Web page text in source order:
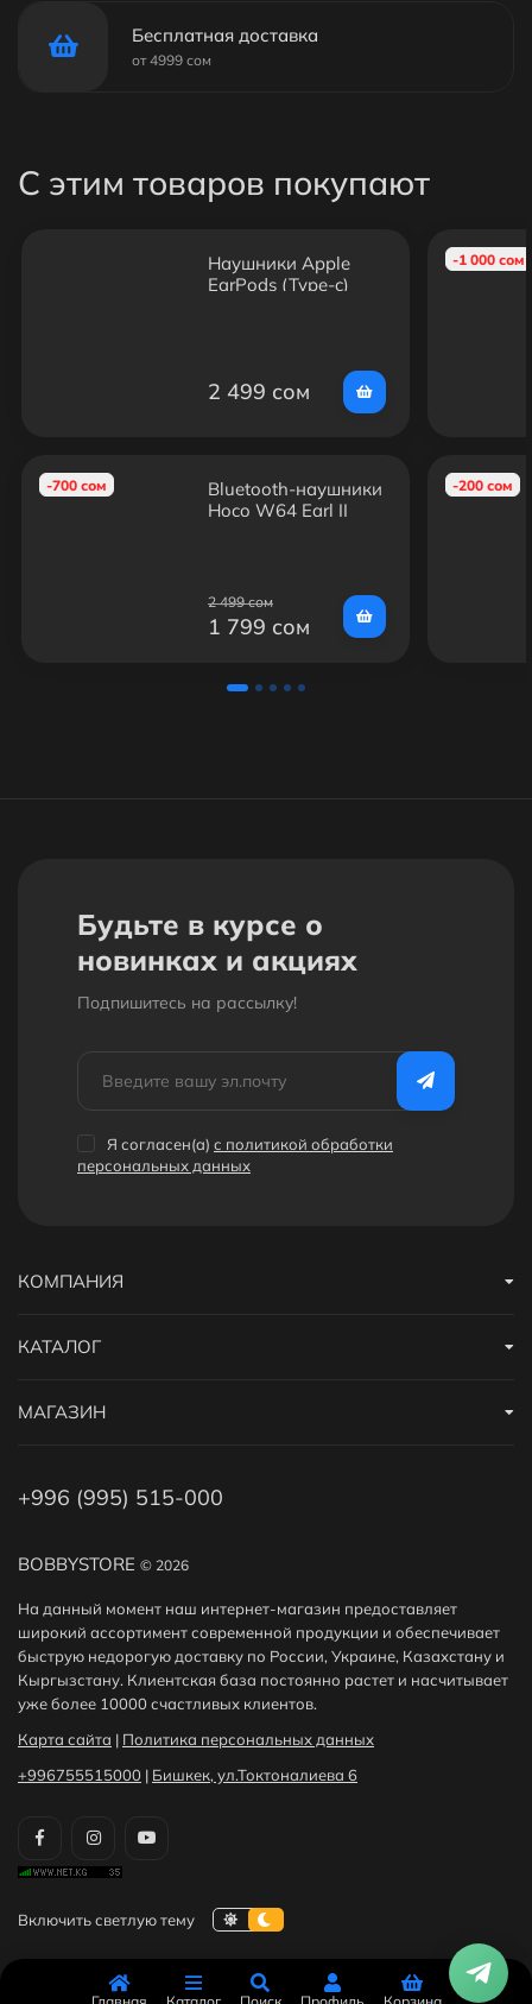
Бесплатная доставка
от 4999 сом
С этим товаров покупают
Наушники Apple
EarPods (Type-c)
2 499 сом
-700 сом
Bluetooth‑наушники
Hoco W64 Earl II
2 499 сом
1 799 сом
-1 000 сом
-200 сом
Будьте в курсе о
новинках и акциях
Подпишитесь на рассылкy!
Я согласен(a) с политикой обработки
персональных данных
BOBBYSTORE © 2026
На данный момент наш интернет-магазин предоставляет
широкий ассортимент современной продукции и обеспечивает
быструю недорогую доставку по России, Украине, Казахстану и
Кыргызстану. Клиентская база постоянно растет и насчитывает
уже более 10000 счастливых клиентов.
Карта сайта | Политика персональных данных
+996755515000 | Бишкек, ул.Токтоналиева 6
КОМПАНИЯ
КАТАЛОГ
МАГАЗИН
+996 (995) 515-000